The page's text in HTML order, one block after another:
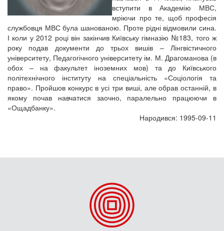
вступити в Академію МВС,
мріючи про те, щоб професія
службовця МВС була шанованою. Проте рідні відмовили сина.
І коли у 2012 році він закінчив Київську гімназію №183, того ж
року подав документи до трьох вишів – Лінгвістичного
університету, Педагогічного університету ім. М. Драгоманова (в
обох – на факультет іноземних мов) та до Київського
політехнічного інституту на спеціальність «Соціологія та
право». Пройшов конкурс в усі три виші, але обрав останній, в
якому почав навчатися заочно, паралельно працюючи в
«Ощадбанку».
Народився: 1995-09-11